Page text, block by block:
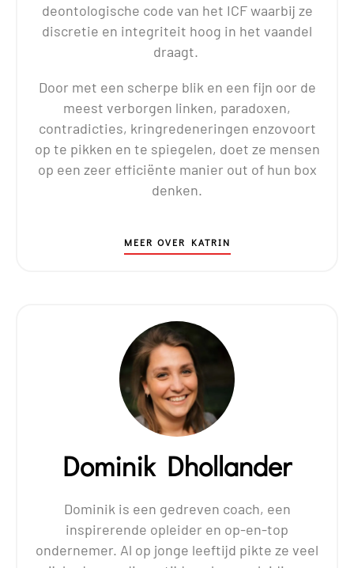
deontologische code van het ICF waarbij ze
discretie en integriteit hoog in het vaandel
draagt.
Door met een scherpe blik en een fijn oor de
meest verborgen linken, paradoxen,
contradicties, kringredeneringen enzovoort
op te pikken en te spiegelen, doet ze mensen
op een zeer efficiënte manier out of hun box
denken.
MEER OVER KATRIN
Dominik Dhollander
Dominik is een gedreven coach, een
inspirerende opleider en op-en-top
ondernemer. Al op jonge leeftijd pikte ze veel